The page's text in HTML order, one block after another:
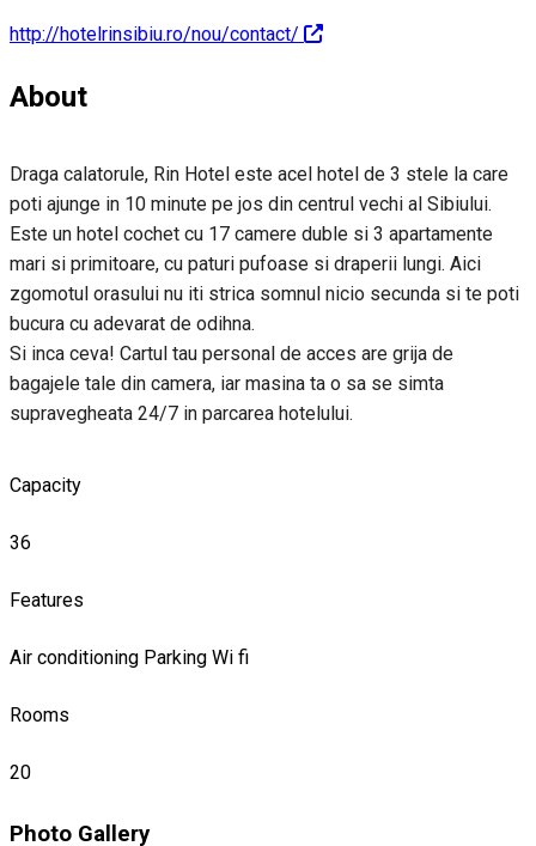
http://hotelrinsibiu.ro/nou/contact/
About
Draga calatorule, Rin Hotel este acel hotel de 3 stele la care
poti ajunge in 10 minute pe jos din centrul vechi al Sibiului.
Este un hotel cochet cu 17 camere duble si 3 apartamente
mari si primitoare, cu paturi pufoase si draperii lungi. Aici
zgomotul orasului nu iti strica somnul nicio secunda si te poti
bucura cu adevarat de odihna.
Si inca ceva! Cartul tau personal de acces are grija de
bagajele tale din camera, iar masina ta o sa se simta
supravegheata 24/7 in parcarea hotelului.
Capacity
36
Features
Air conditioning Parking Wi fi
Rooms
20
Photo Gallery